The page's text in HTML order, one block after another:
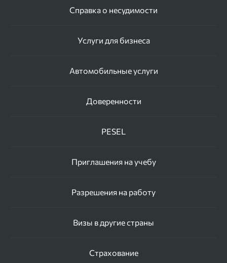
Услуги для бизнеса
PESEL
Визы в другие страны
Автомобильные услуги
Приглашения на учебу
Страхование
Справка о несудимости
Доверенности
Разрешения на работу